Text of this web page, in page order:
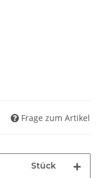
Frage zum Artikel
Stück